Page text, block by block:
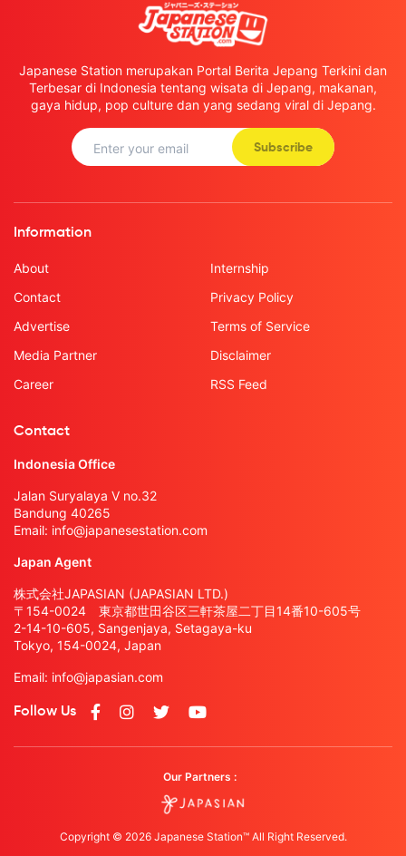
Japanese Station merupakan Portal Berita Jepang Terkini dan
Terbesar di Indonesia tentang wisata di Jepang, makanan,
gaya hidup, pop culture dan yang sedang viral di Jepang.
Subscribe
Information
About
Contact
Advertise
Media Partner
Career
Internship
Privacy Policy
Terms of Service
Disclaimer
RSS Feed
Contact
Indonesia Office
Jalan Suryalaya V no.32
Bandung 40265
Email: info@japanesestation.com
Japan Agent
株式会社JAPASIAN (JAPASIAN LTD.)
〒154-0024 東京都世田谷区三軒茶屋二丁目14番10-605号
2-14-10-605, Sangenjaya, Setagaya-ku
Tokyo, 154-0024, Japan
Email: info@japasian.com
Follow Us
Our Partners :
Copyright © 2026 Japanese Station™ All Right Reserved.